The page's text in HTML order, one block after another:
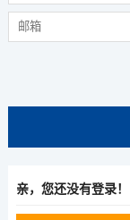
亲，您还没有登录！